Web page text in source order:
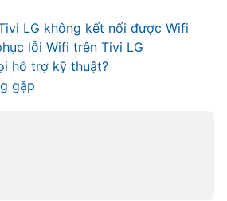
LG không kết nối được Wifi
lỗi Wifi trên Tivi LG
hỗ trợ kỹ thuật?
gặp